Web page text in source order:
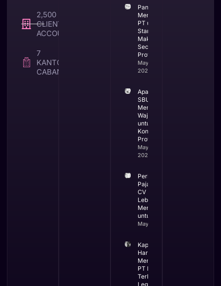
2,500 +
CLIENT TAX &
ACCOUNTING
7
KANTOR
CABANG
Panduan
Mendirikan
PT untuk
Startup di
Makassar
Secara
Profesional
May 25,
2026
Apa itu
SBUJK dan
Mengapa
Wajib
untuk
Kontraktor
Profesional
May 19,
2026
Perbandingan
Pajak PT dan
CV Mana yang
Lebih
Menguntungkan
untuk Bisnis
May 13, 2026
Kapan Bisnis
Harus
Menggunakan
PT Ini Waktu
Terbaik
Legalitas